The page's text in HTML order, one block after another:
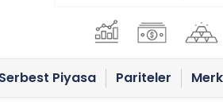
Piyasa Pariteler